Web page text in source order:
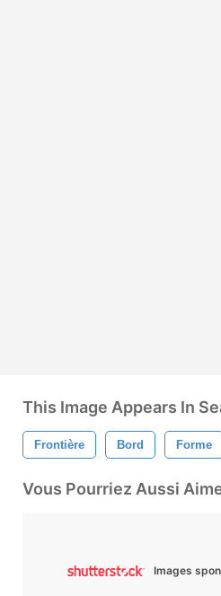
This Image Appears In
Frontière Bord Forme
Vous Pourriez Aussi
Images